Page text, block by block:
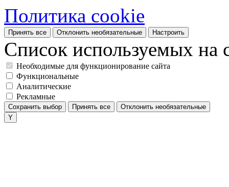
Политика cookie
Принять все Отклонить необязательные Настроить
Список используемых на
Необходимые для функционирование сайта
Функциональные
Аналитические
Рекламные
Сохранить выбор Принять все Отклонить необязательные